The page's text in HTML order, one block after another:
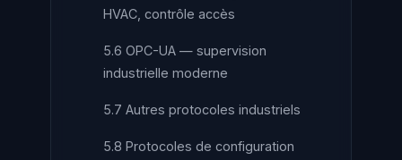
HVAC, contrôle accès
5.6 OPC-UA — supervision
industrielle moderne
5.7 Autres protocoles industriels
5.8 Protocoles de configuration